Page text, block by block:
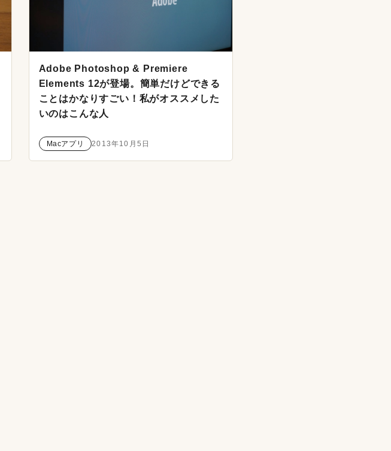
Adobe Photoshop & Premiere
Elements 12が登場。簡単だけどできる
ことはかなりすごい！私がオススメした
いのはこんな人
Macアプリ 2013年10月5日